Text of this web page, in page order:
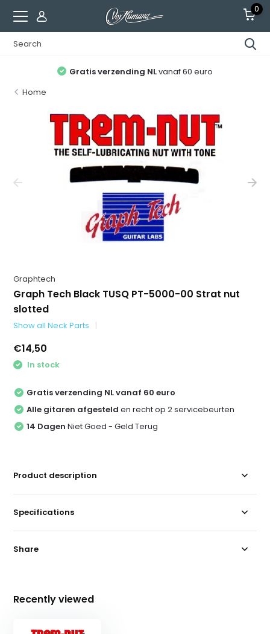
0
Gratis verzending NLvanaf 60 euro
Home
Graphtech
Graph Tech Black TUSQ PT-5000-00 Strat nut
slotted
Show all Neck Parts
€14,50
In stock
Gratis verzending NL vanaf 60 euro
Alle gitaren afgesteld en recht op 2 servicebeurten
14 Dagen Niet Goed - Geld Terug
Product description
Specifications
Share
Recently viewed